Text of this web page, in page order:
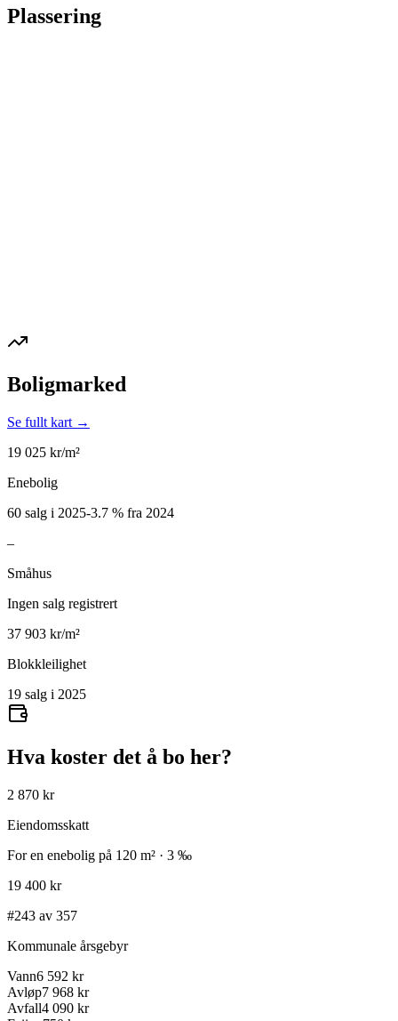
Plassering
Boligmarked
Se fullt kart →
19 025 kr/m²
Enebolig
60 salg i 2025-3.7 % fra 2024
–
Småhus
Ingen salg registrert
37 903 kr/m²
Blokkleilighet
19 salg i 2025
Hva koster det å bo her?
2 870 kr
Eiendomsskatt
For en enebolig på 120 m² · 3 ‰
19 400 kr
#243 av 357
Kommunale årsgebyr
Vann6 592 kr
Avløp7 968 kr
Avfall4 090 kr